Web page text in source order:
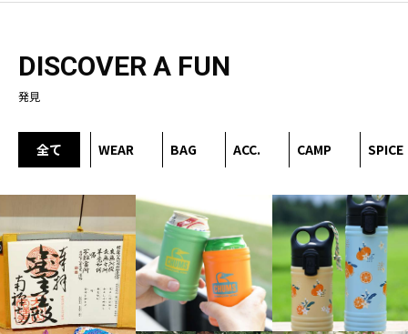
DISCOVER A FUN
発見
全て WEAR BAG ACC. CAMP SPICE